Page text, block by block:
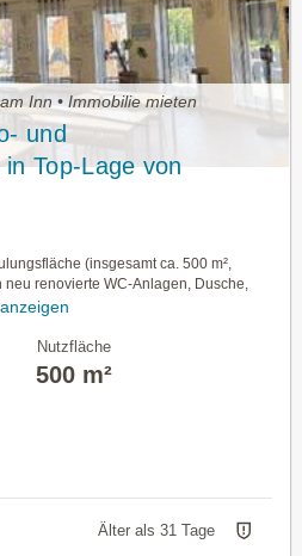
Inn • Immobilie mieten
und
Top-Lage von
(insgesamt ca. 500 m²,
renovierte WC-Anlagen, Dusche,
Nutzfläche
500 m²
Älter als 31 Tage